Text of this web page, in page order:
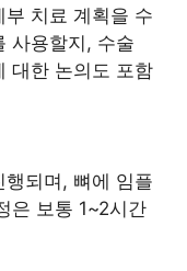
치료 계획을 수
사용할지, 수술
대한 논의도 포함
되며, 뼈에 임플
은 보통 1~2시간